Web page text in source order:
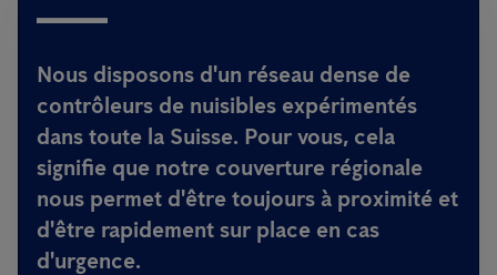
Nous disposons d'un réseau dense de
contrôleurs de nuisibles expérimentés
dans toute la Suisse. Pour vous, cela
signifie que notre couverture régionale
nous permet d'être toujours à proximité et
d'être rapidement sur place en cas
d'urgence.